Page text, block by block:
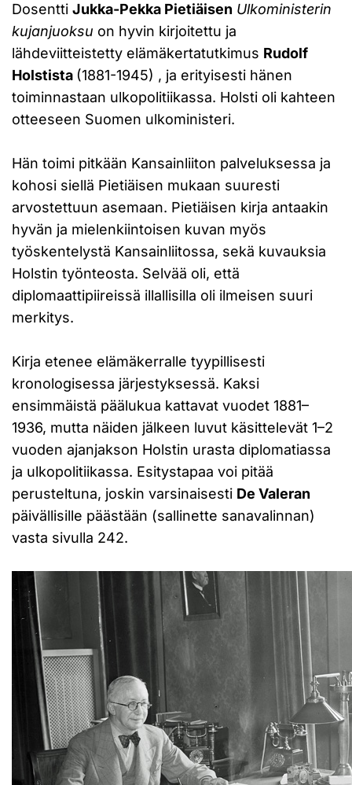
Dosentti Jukka-Pekka Pietiäisen Ulkoministerin
kujanjuoksu on hyvin kirjoitettu ja
lähdeviitteistetty elämäkertatutkimus Rudolf
Holstista (1881-1945) , ja erityisesti hänen
toiminnastaan ulkopolitiikassa. Holsti oli kahteen
otteeseen Suomen ulkoministeri.
Hän toimi pitkään Kansainliiton palveluksessa ja
kohosi siellä Pietiäisen mukaan suuresti
arvostettuun asemaan. Pietiäisen kirja antaakin
hyvän ja mielenkiintoisen kuvan myös
työskentelystä Kansainliitossa, sekä kuvauksia
Holstin työnteosta. Selvää oli, että
diplomaattipiireissä illallisilla oli ilmeisen suuri
merkitys.
Kirja etenee elämäkerralle tyypillisesti
kronologisessa järjestyksessä. Kaksi
ensimmäistä päälukua kattavat vuodet 1881–
1936, mutta näiden jälkeen luvut käsittelevät 1–2
vuoden ajanjakson Holstin urasta diplomatiassa
ja ulkopolitiikassa. Esitystapaa voi pitää
perusteltuna, joskin varsinaisesti De Valeran
päivällisille päästään (sallinette sanavalinnan)
vasta sivulla 242.